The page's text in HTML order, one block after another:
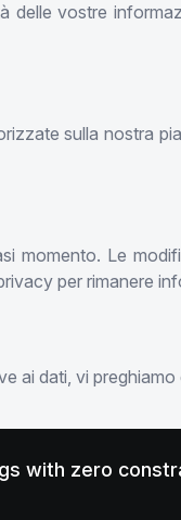
vostre
sulla nostra
momento. Le
per rimanere
ai dati, vi
with zero